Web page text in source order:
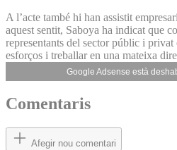
A l’acte també hi han assistit
aquest sentit, Saboya ha indicat que
representants del sector públic i privat
esforços i treballar en una mateixa
Google Adsense està
Comentaris
Afegir nou comentari